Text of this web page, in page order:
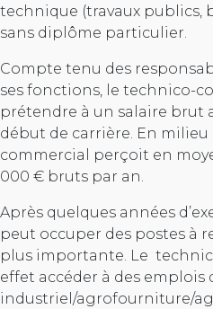
technique (travaux publics,
sans diplôme particulier.
Compte tenu des
ses fonctions, le technico-
prétendre à un salaire brut
début de carrière. En
commercial perçoit en
000 € bruts par an.
Après quelques années
peut occuper des postes à
plus importante. Le
effet accéder à des emplois
industriel/agrofourniture/